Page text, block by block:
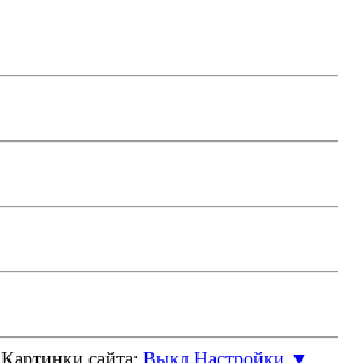
Картинки сайта: Выкл Настройки ▼